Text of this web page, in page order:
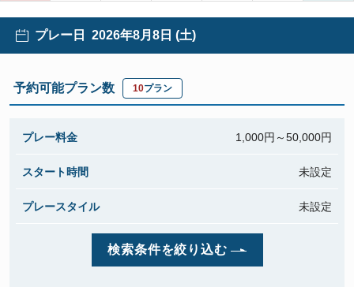
プレー日 2026年8月8日 (土)
予約可能プラン数 10プラン
プレー料金 1,000円～50,000円
スタート時間 未設定
プレースタイル 未設定
検索条件を絞り込む